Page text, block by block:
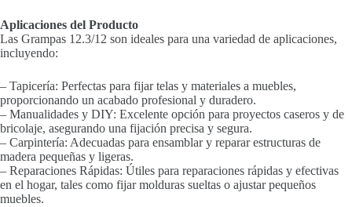
Aplicaciones del Producto
Las Grampas 12.3/12 son ideales para una variedad de aplicaciones,
incluyendo:
– Tapicería: Perfectas para fijar telas y materiales a muebles,
proporcionando un acabado profesional y duradero.
– Manualidades y DIY: Excelente opción para proyectos caseros y de
bricolaje, asegurando una fijación precisa y segura.
– Carpintería: Adecuadas para ensamblar y reparar estructuras de
madera pequeñas y ligeras.
– Reparaciones Rápidas: Útiles para reparaciones rápidas y efectivas
en el hogar, tales como fijar molduras sueltas o ajustar pequeños
muebles.